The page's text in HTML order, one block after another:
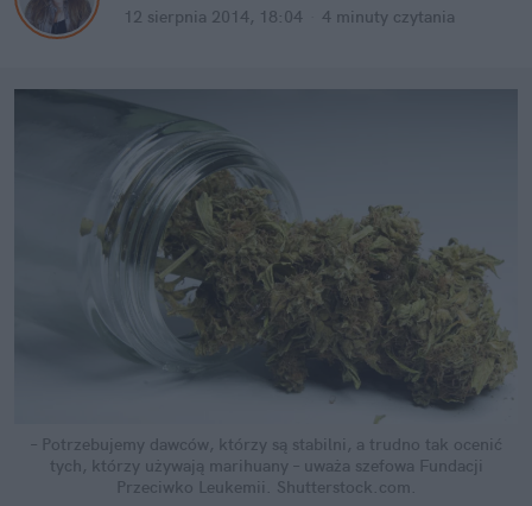
12 sierpnia 2014, 18:04 4 minuty czytania
– Potrzebujemy dawców, którzy są stabilni, a trudno tak ocenić
tych, którzy używają marihuany – uważa szefowa Fundacji
Przeciwko Leukemii. Shutterstock.com.